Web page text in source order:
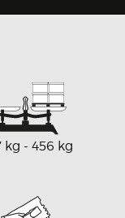
kg - 456 kg